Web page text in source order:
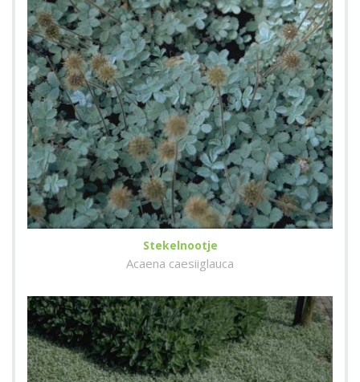
Stekelnootje
Acaena caesiiglauca